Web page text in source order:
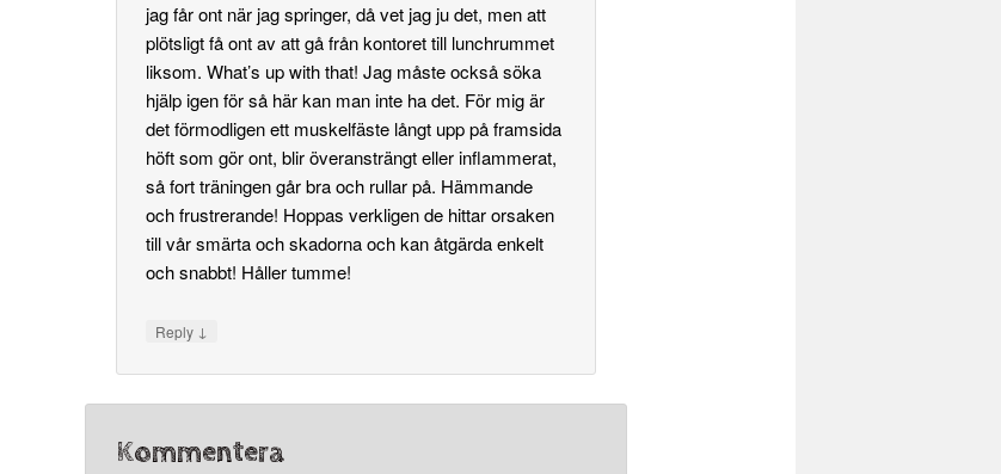
jag får ont när jag springer, då vet jag ju det, men att
plötsligt få ont av att gå från kontoret till lunchrummet
liksom. What’s up with that! Jag måste också söka
hjälp igen för så här kan man inte ha det. För mig är
det förmodligen ett muskelfäste långt upp på framsida
höft som gör ont, blir överansträngt eller inflammerat,
så fort träningen går bra och rullar på. Hämmande
och frustrerande! Hoppas verkligen de hittar orsaken
till vår smärta och skadorna och kan åtgärda enkelt
och snabbt! Håller tumme!
Reply ↓
Kommentera